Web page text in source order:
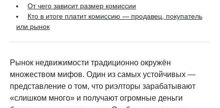
От чего зависит размер комиссии
Кто в итоге платит комиссию — продавец, покупатель
или рынок
Рынок недвижимости традиционно окружён
множеством мифов. Один из самых устойчивых —
представление о том, что риэлторы зарабатывают
«слишком много» и получают огромные деньги